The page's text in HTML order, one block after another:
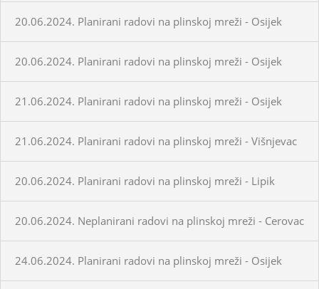
20.06.2024. Planirani radovi na plinskoj mreži - Osijek
20.06.2024. Planirani radovi na plinskoj mreži - Osijek
21.06.2024. Planirani radovi na plinskoj mreži - Osijek
21.06.2024. Planirani radovi na plinskoj mreži - Višnjevac
20.06.2024. Planirani radovi na plinskoj mreži - Lipik
20.06.2024. Neplanirani radovi na plinskoj mreži - Cerovac
24.06.2024. Planirani radovi na plinskoj mreži - Osijek